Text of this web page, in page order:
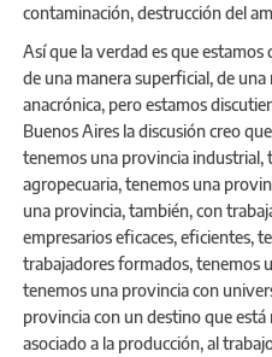
contaminación, destrucción del
Así que la verdad es que
de una manera superficial, de una
anacrónica, pero estamos
Buenos Aires la discusión creo
tenemos una provincia industrial,
agropecuaria, tenemos una
una provincia, también, con
empresarios eficaces, eficientes,
trabajadores formados, tenemos
tenemos una provincia con
provincia con un destino que está
asociado a la producción, al